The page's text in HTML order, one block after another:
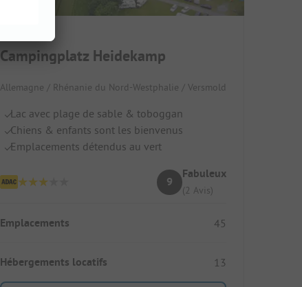
Campingplatz Heidekamp
Allemagne / Rhénanie du Nord-Westphalie / Versmold
Lac avec plage de sable & toboggan
Chiens & enfants sont les bienvenus
Emplacements détendus au vert
9
Fabuleux
(2 Avis)
Emplacements 45
Hébergements locatifs 13